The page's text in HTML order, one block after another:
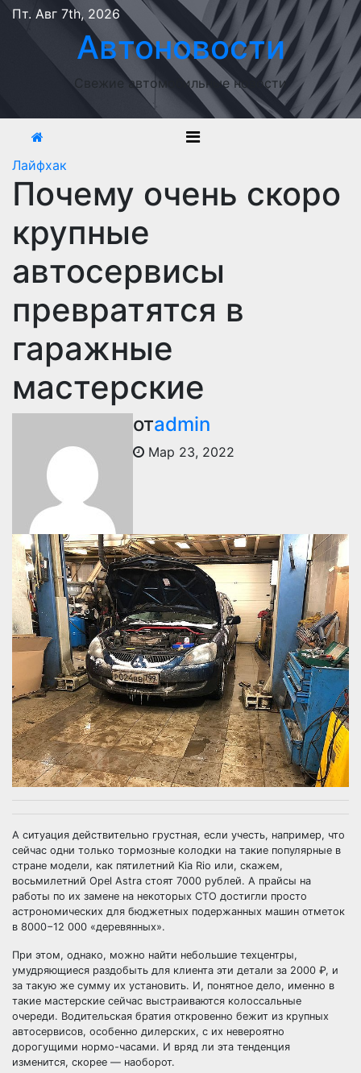
Перейти
содержимому
Пт. Авг 7th, 2026
Автоновости
Свежие автомобильные новости
Лайфхак
Почему очень скоро
крупные
автосервисы
превратятся в
гаражные
мастерские
отadmin
Мар 23, 2022
А ситуация действительно грустная, если учесть, например, что
сейчас одни только тормозные колодки на такие популярные в
стране модели, как пятилетний Kia Rio или, скажем,
восьмилетний Opel Astra стоят 7000 рублей. А прайсы на
работы по их замене на некоторых СТО достигли просто
астрономических для бюджетных подержанных машин отметок
в 8000−12 000 «деревянных».
При этом, однако, можно найти небольшие техцентры,
умудряющиеся раздобыть для клиента эти детали за 2000 ₽, и
за такую же сумму их установить. И, понятное дело, именно в
такие мастерские сейчас выстраиваются колоссальные
очереди. Водительская братия откровенно бежит из крупных
автосервисов, особенно дилерских, с их невероятно
дорогущими нормо-часами. И вряд ли эта тенденция
изменится, скорее — наоборот.